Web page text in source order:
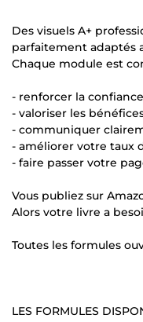
Des visuels A+
parfaitement adaptés
Chaque module est
- renforcer la
- valoriser les
- communiquer
- améliorer votre taux
- faire passer votre
Vous publiez sur
Alors votre livre a
Toutes les formules
LES FORMULES